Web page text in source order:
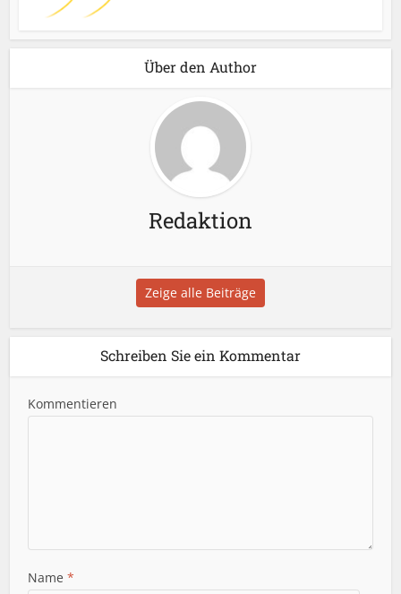
Über den Author
Redaktion
Zeige alle Beiträge
Schreiben Sie ein Kommentar
Kommentieren
Name*